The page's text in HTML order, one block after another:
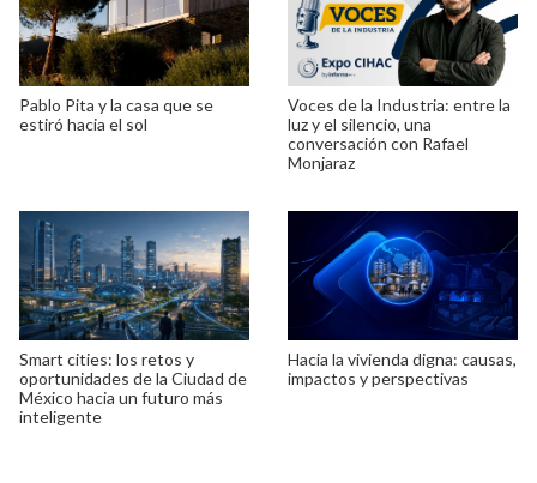
Pablo Pita y la casa que se
estiró hacia el sol
Voces de la Industria: entre la
luz y el silencio, una
conversación con Rafael
Monjaraz
Smart cities: los retos y
oportunidades de la Ciudad de
México hacia un futuro más
inteligente
Hacia la vivienda digna: causas,
impactos y perspectivas